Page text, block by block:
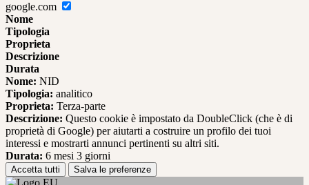
google.com
Nome
Tipologia
Proprieta
Descrizione
Durata
Nome: NID
Tipologia: analitico
Proprieta: Terza-parte
Descrizione: Questo cookie è impostato da DoubleClick (che è di
proprietà di Google) per aiutarti a costruire un profilo dei tuoi
interessi e mostrarti annunci pertinenti su altri siti.
Durata: 6 mesi 3 giorni
Accetta tutti Salva le preferenze